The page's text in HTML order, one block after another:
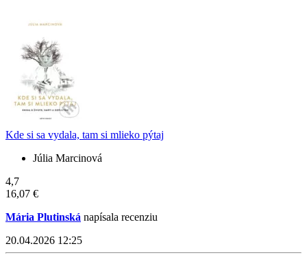
Kde si sa vydala, tam si mlieko pýtaj
Júlia Marcinová
4,7
16,07 €
Mária Plutinská napísala recenziu
20.04.2026 12:25